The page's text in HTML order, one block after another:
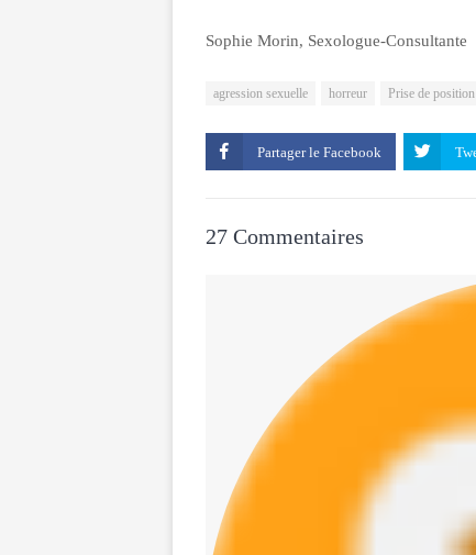
Sophie Morin, Sexologue-Consultante
agression sexuelle horreur Prise de position
Partager le
27 Commentaires